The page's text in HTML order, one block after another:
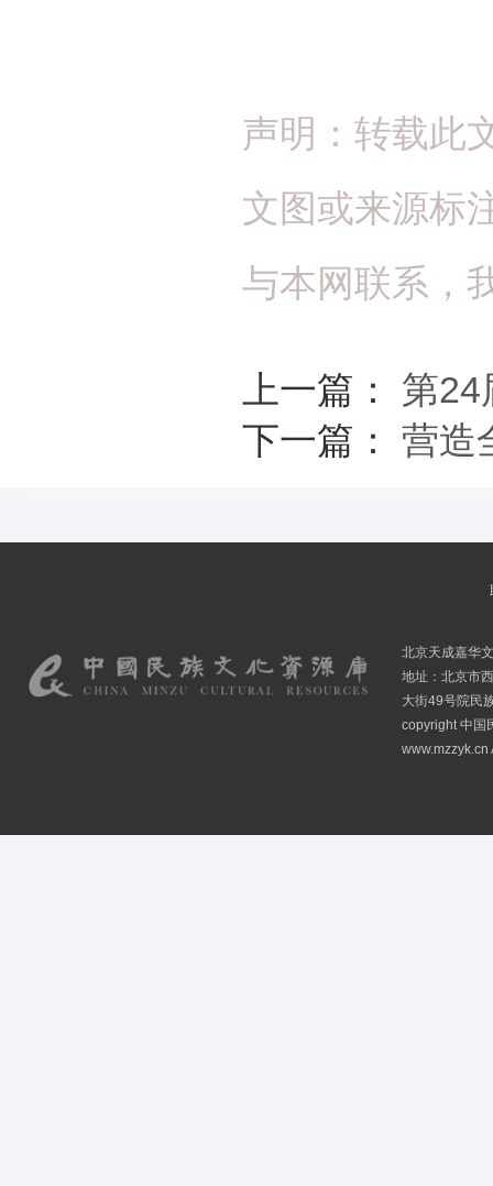
声明：转载此
文图或来源标
与本网联系，
上一篇： 第24
下一篇： 营造
北京天成嘉华
地址：北京市
大街49号院民
copyright 中国